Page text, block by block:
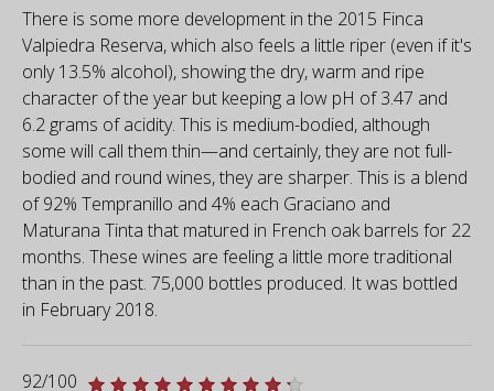
There is some more development in the 2015 Finca
Valpiedra Reserva, which also feels a little riper (even if it's
only 13.5% alcohol), showing the dry, warm and ripe
character of the year but keeping a low pH of 3.47 and
6.2 grams of acidity. This is medium-bodied, although
some will call them thin—and certainly, they are not full-
bodied and round wines, they are sharper. This is a blend
of 92% Tempranillo and 4% each Graciano and
Maturana Tinta that matured in French oak barrels for 22
months. These wines are feeling a little more traditional
than in the past. 75,000 bottles produced. It was bottled
in February 2018.
92/100